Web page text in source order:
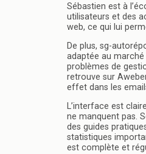
Sébastien est à
utilisateurs et des
web, ce qui lui
De plus, sg-
adaptée au
problèmes de
retrouve sur
effet dans les
L’interface est
ne manquent pas.
des guides
statistiques
est complète et